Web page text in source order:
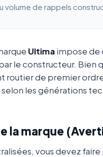
volume de rappels
Ultima impose de
le constructeur. Bien
routier de premier
les générations
la marque
vous devez